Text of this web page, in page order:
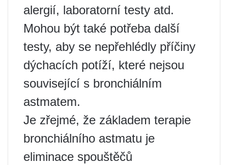
alergií, laboratorní testy atd.
Mohou být také potřeba další
testy, aby se nepřehlédly příčiny
dýchacích potíží, které nejsou
související s bronchiálním
astmatem.
Je zřejmé, že základem terapie
bronchiálního astmatu je
eliminace spouštěčů